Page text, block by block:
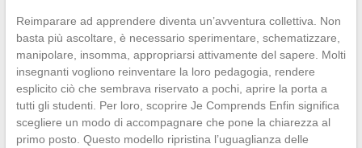
Reimparare ad apprendere diventa un’avventura collettiva. Non
basta più ascoltare, è necessario sperimentare, schematizzare,
manipolare, insomma, appropriarsi attivamente del sapere. Molti
insegnanti vogliono reinventare la loro pedagogia, rendere
esplicito ciò che sembrava riservato a pochi, aprire la porta a
tutti gli studenti. Per loro, scoprire Je Comprends Enfin significa
scegliere un modo di accompagnare che pone la chiarezza al
primo posto. Questo modello ripristina l’uguaglianza delle